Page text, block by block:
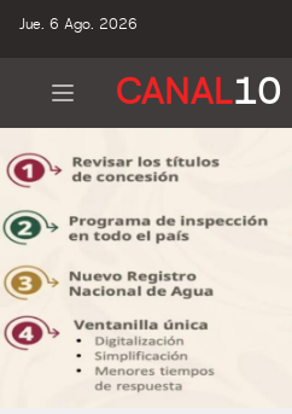
Jue. 6 Ago. 2026
CANAL10